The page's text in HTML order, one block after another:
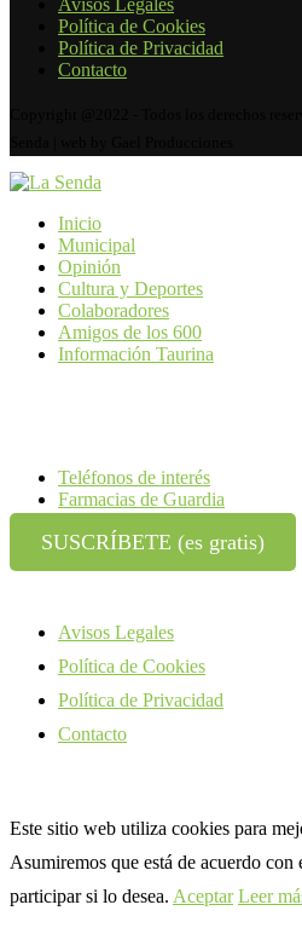
Política de Cookies
Política de Privacidad
Contacto
Inicio
Municipal
Opinión
Cultura y Deportes
Colaboradores
Amigos de los 600
Información Taurina
Teléfonos de interés
Farmacias de Guardia
SUSCRÍBETE (es gratis)
Avisos Legales
Política de Cookies
Política de Privacidad
Contacto
Este sitio web utiliza cookies para
Asumiremos que está de acuerdo
participar si lo desea. Aceptar Leer